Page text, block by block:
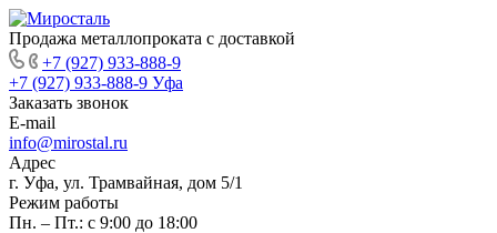
Продажа металлопроката с доставкой
+7 (927) 933-888-9
+7 (927) 933-888-9 Уфа
Заказать звонок
E-mail
info@mirostal.ru
Адрес
г. Уфа, ул. Трамвайная, дом 5/1
Режим работы
Пн. – Пт.: с 9:00 до 18:00